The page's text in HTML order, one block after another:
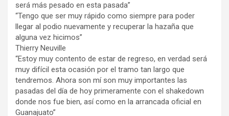
será más pesado en esta pasada”
“Tengo que ser muy rápido como siempre para poder
llegar al podio nuevamente y recuperar la hazaña que
alguna vez hicimos”
Thierry Neuville
“Estoy muy contento de estar de regreso, en verdad será
muy difícil esta ocasión por el tramo tan largo que
tendremos. Ahora son mí son muy importantes las
pasadas del día de hoy primeramente con el shakedown
donde nos fue bien, así como en la arrancada oficial en
Guanajuato”